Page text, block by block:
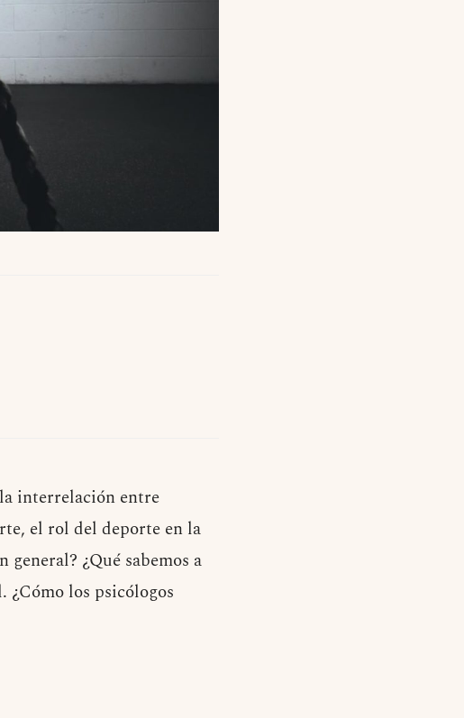
interrelación entre
el rol del deporte en la
¿Qué sabemos a
los psicólogos